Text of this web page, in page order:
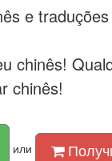
e
chinês!
chinês!
или